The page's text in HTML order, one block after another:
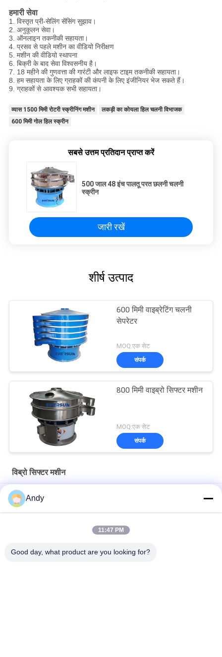
हमारी सेवा
1. विस्तृत प्री-सेलिंग सेंसिंग सुझाव।
2. अनुकूलन सेवा।
3. ऑनलाइन तकनीकी सहायता।
4. प्रसव से पहले मशीन का वीडियो निरीक्षण
5. मशीन की वीडियो स्थापना
6. बिक्री के बाद सेवा विश्वसनीय है।
7. 18 महीने की गुणवत्ता की गारंटी और लाइफ टाइम तकनीकी सहायता।
8. हम सहायता के लिए ग्राहकों की कंपनी के लिए इंजीनियर भेज सकते हैं।
9. ग्राहकों से आवश्यक सभी सहायता।
व्यास 1500 मिमी रोटरी स्क्रीनिंग मशीन
लकड़ी का कोयला हिल चलनी विभाजक
600 मिमी गोल हिल स्क्रीन
सबसे उत्तम प्रतिदान प्राप्त करें
500 जाल 48 इंच पालतू परत छलनी चलनी
स्क्रीन
जारी रखें
शीर्ष उत्पाद
600 मिमी वाइब्रेटिंग चलनी
सेपरेटर
MOQ:एक सेट
संपर्क
800 मिमी वाइब्रो सिफ्टर मशीन
MOQ:एक सेट
संपर्क
विब्रो सिफ्टर मशीन
High-Frequency Screen for Fine Material Processing in Mining
and Building Materials
Andy
11:47 PM
Good day, what product are you looking for?